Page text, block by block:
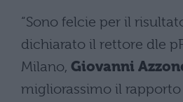
“Sono felcie per il
dichiarato il rettore dle
Milano, Giovanni
migliorassimo il